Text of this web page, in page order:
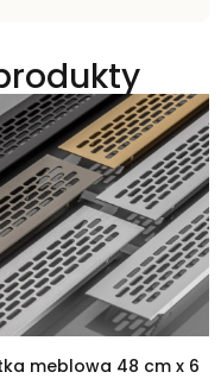
meblowa 48 cm x 6